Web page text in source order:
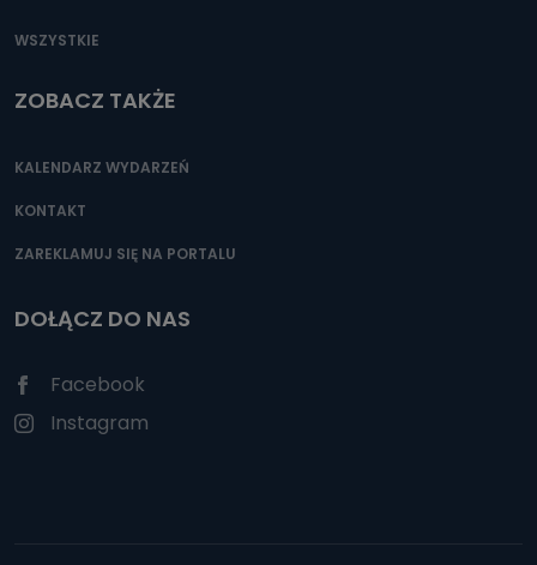
WSZYSTKIE
ZOBACZ TAKŻE
KALENDARZ WYDARZEŃ
KONTAKT
ZAREKLAMUJ SIĘ NA PORTALU
DOŁĄCZ DO NAS
Facebook
Instagram